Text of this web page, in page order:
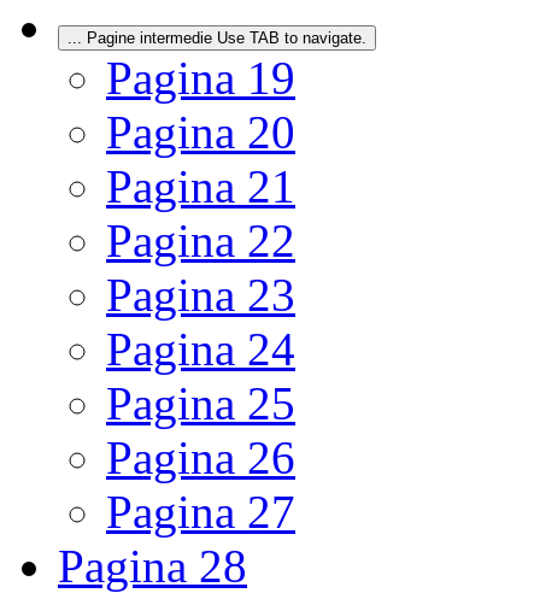
Pagine intermedie Use TAB to navigate.
Pagina 19
Pagina 20
Pagina 21
Pagina 22
Pagina 23
Pagina 24
Pagina 25
Pagina 26
Pagina 27
Pagina 28